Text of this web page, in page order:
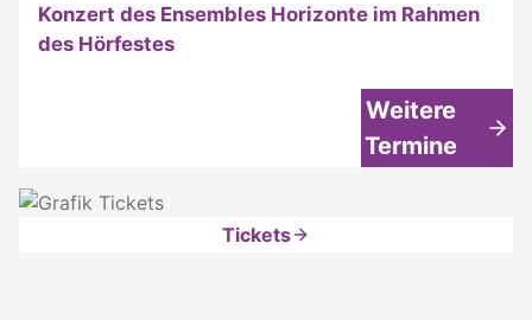
Konzert des Ensembles Horizonte im Rahmen
des Hörfestes
Weitere
Termine
Tickets